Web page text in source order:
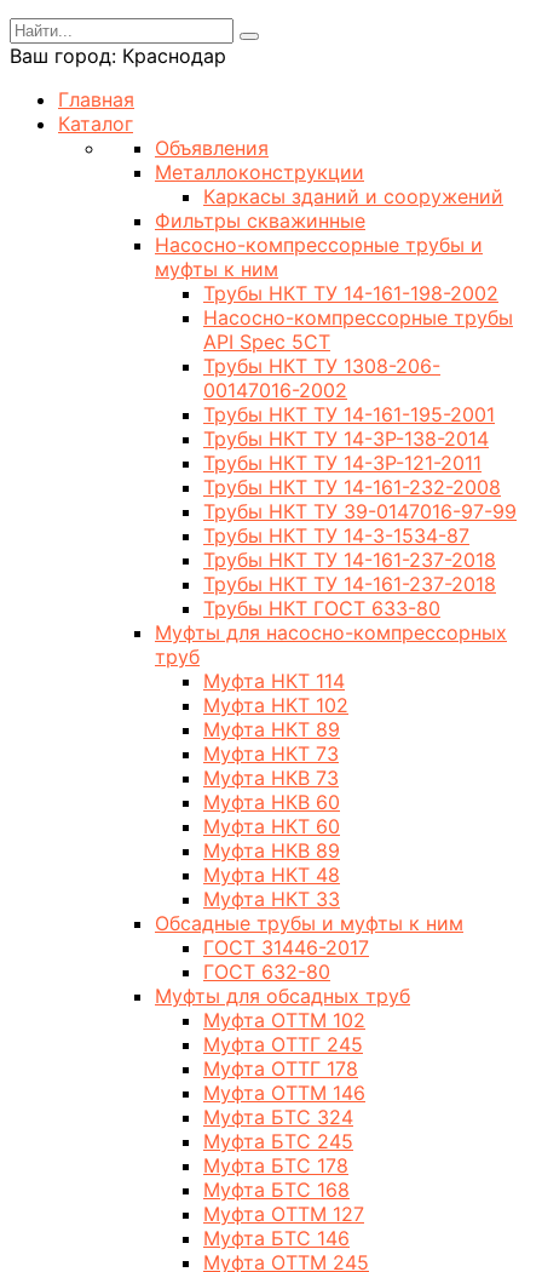
Ваш город: Краснодар
Главная
Каталог
Объявления
Металлоконструкции
Каркасы зданий и сооружений
Фильтры скважинные
Насосно-компрессорные трубы и
муфты к ним
Трубы НКТ ТУ 14-161-198-2002
Насосно-компрессорные трубы
API Spec 5CT
Трубы НКТ ТУ 1308-206-
00147016-2002
Трубы НКТ ТУ 14-161-195-2001
Трубы НКТ ТУ 14-3Р-138-2014
Трубы НКТ ТУ 14-3Р-121-2011
Трубы НКТ ТУ 14-161-232-2008
Трубы НКТ ТУ 39-0147016-97-99
Трубы НКТ ТУ 14-3-1534-87
Трубы НКТ ТУ 14-161-237-2018
Трубы НКТ ТУ 14-161-237-2018
Трубы НКТ ГОСТ 633-80
Муфты для насосно-компрессорных
труб
Муфта НКТ 114
Муфта НКТ 102
Муфта НКТ 89
Муфта НКТ 73
Муфта НКВ 73
Муфта НКВ 60
Муфта НКТ 60
Муфта НКВ 89
Муфта НКТ 48
Муфта НКТ 33
Обсадные трубы и муфты к ним
ГОСТ 31446-2017
ГОСТ 632-80
Муфты для обсадных труб
Муфта ОТТМ 102
Муфта ОТТГ 245
Муфта ОТТГ 178
Муфта ОТТМ 146
Муфта БТС 324
Муфта БТС 245
Муфта БТС 178
Муфта БТС 168
Муфта ОТТМ 127
Муфта БТС 146
Муфта ОТТМ 245